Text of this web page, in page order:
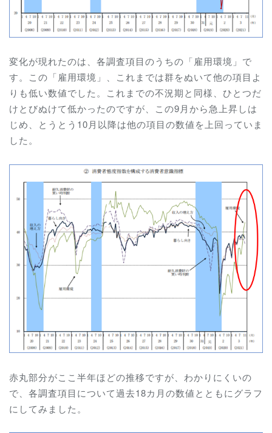
変化が現れたのは、各調査項目のうちの「雇用環境」で
す。この「雇用環境」、これまでは群をぬいて他の項目よ
りも低い数値でした。これまでの不況期と同様、ひとつだ
けとびぬけて低かったのですが、この9月から急上昇しは
じめ、とうとう10月以降は他の項目の数値を上回っていま
した。
赤丸部分がここ半年ほどの推移ですが、わかりにくいの
で、各調査項目について過去18カ月の数値とともにグラフ
にしてみました。